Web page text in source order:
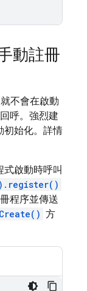
動註冊
不會在啟動
回呼。強烈建
初始化。詳情
啟動時呼叫
程序並傳送
方